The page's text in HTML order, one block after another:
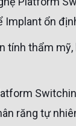
Implant ổn
răng tự